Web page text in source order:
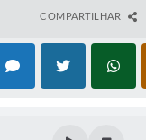
COMPARTILHAR